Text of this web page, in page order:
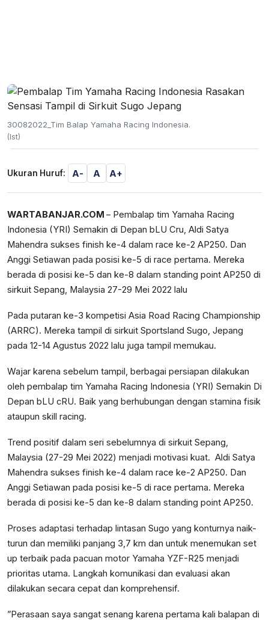
30082022_Tim Balap Yamaha Racing Indonesia.
(Ist)
Ukuran Huruf: A- A A+
WARTABANJAR.COM – Pembalap tim Yamaha Racing
Indonesia (YRI) Semakin di Depan bLU Cru, Aldi Satya
Mahendra sukses finish ke-4 dalam race ke-2 AP250. Dan
Anggi Setiawan pada posisi ke-5 di race pertama. Mereka
berada di posisi ke-5 dan ke-8 dalam standing point AP250 di
sirkuit Sepang, Malaysia 27-29 Mei 2022 lalu
Pada putaran ke-3 kompetisi Asia Road Racing Championship
(ARRC). Mereka tampil di sirkuit Sportsland Sugo, Jepang
pada 12-14 Agustus 2022 lalu juga tampil memukau.
Wajar karena sebelum tampil, berbagai persiapan dilakukan
oleh pembalap tim Yamaha Racing Indonesia (YRI) Semakin Di
Depan bLU cRU. Baik yang berhubungan dengan stamina fisik
ataupun skill racing.
Trend positif dalam seri sebelumnya di sirkuit Sepang,
Malaysia (27-29 Mei 2022) menjadi motivasi kuat. Aldi Satya
Mahendra sukses finish ke-4 dalam race ke-2 AP250. Dan
Anggi Setiawan pada posisi ke-5 di race pertama. Mereka
berada di posisi ke-5 dan ke-8 dalam standing point AP250.
Proses adaptasi terhadap lintasan Sugo yang konturnya naik-
turun dan memiliki panjang 3,7 km dan untuk menemukan set
up terbaik pada pacuan motor Yamaha YZF-R25 menjadi
prioritas utama. Langkah komunikasi dan evaluasi akan
dilakukan secara cepat dan komprehensif.
”Perasaan saya sangat senang karena pertama kali balapan di